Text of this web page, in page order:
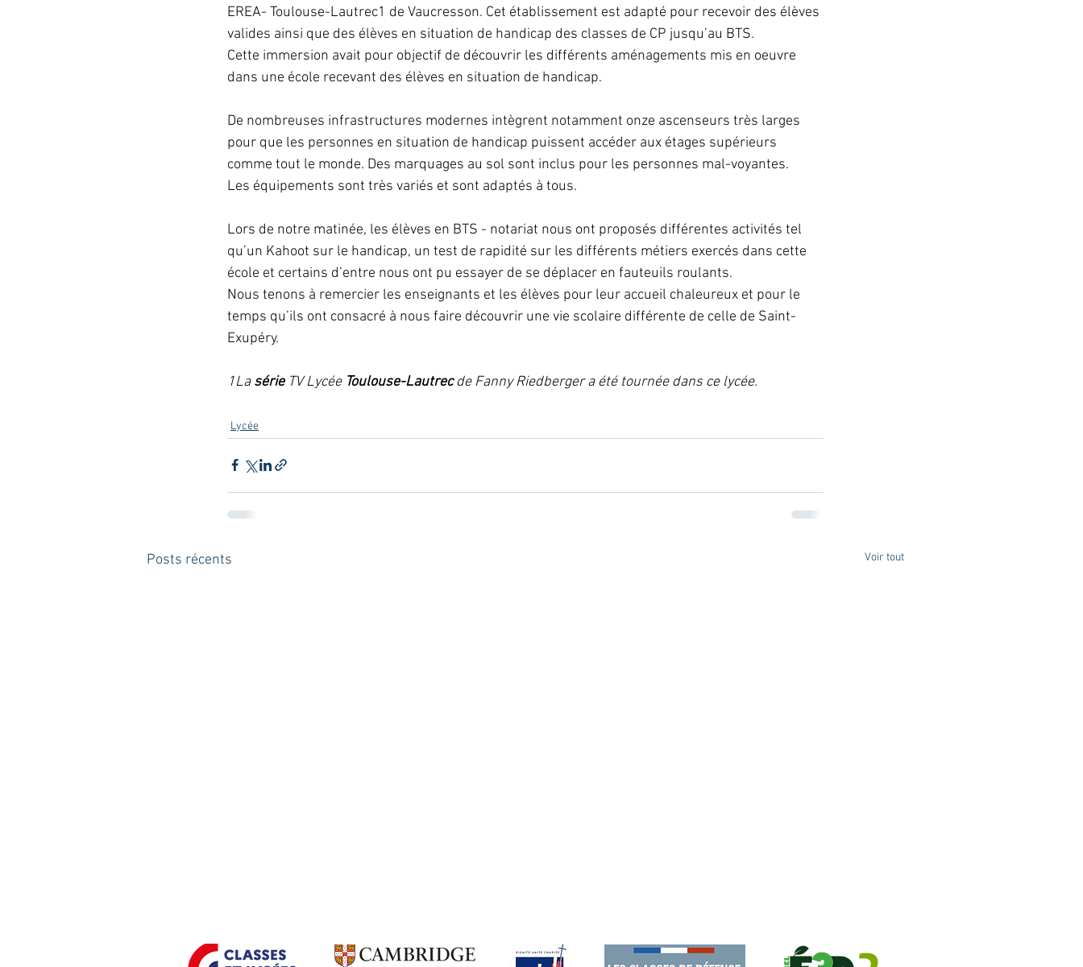
EREA- Toulouse-Lautrec1 de Vaucresson. Cet établissement est adapté pour recevoir des élèves
valides ainsi que des élèves en situation de handicap des classes de CP jusqu’au BTS.
Cette immersion avait pour objectif de découvrir les différents aménagements mis en oeuvre
dans une école recevant des élèves en situation de handicap.
De nombreuses infrastructures modernes intègrent notamment onze ascenseurs très larges
pour que les personnes en situation de handicap puissent accéder aux étages supérieurs
comme tout le monde. Des marquages au sol sont inclus pour les personnes mal-voyantes.
Les équipements sont très variés et sont adaptés à tous.
Lors de notre matinée, les élèves en BTS - notariat nous ont proposés différentes activités tel
qu’un Kahoot sur le handicap, un test de rapidité sur les différents métiers exercés dans cette
école et certains d’entre nous ont pu essayer de se déplacer en fauteuils roulants.
Nous tenons à remercier les enseignants et les élèves pour leur accueil chaleureux et pour le
temps qu’ils ont consacré à nous faire découvrir une vie scolaire différente de celle de Saint-
Exupéry.
1La série TV Lycée Toulouse-Lautrec de Fanny Riedberger a été tournée dans ce lycée.
Lycée
Posts récents Voir tout